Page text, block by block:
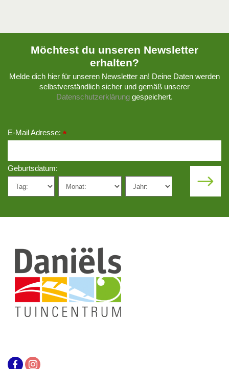
Möchtest du unseren Newsletter
erhalten?
Melde dich hier für unseren Newsletter an! Deine Daten werden
selbstverständlich sicher und gemäß unserer
Datenschutzerklärung gespeichert.
E-Mail Adresse: *
Geburtsdatum: